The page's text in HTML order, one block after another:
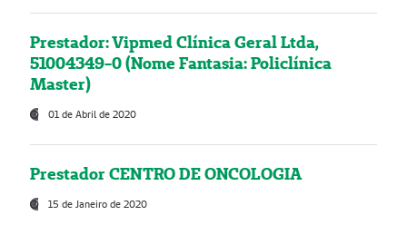
Prestador: Vipmed Clínica Geral Ltda,
51004349-0 (Nome Fantasia: Policlínica
Master)
01 de Abril de 2020
Prestador CENTRO DE ONCOLOGIA
15 de Janeiro de 2020